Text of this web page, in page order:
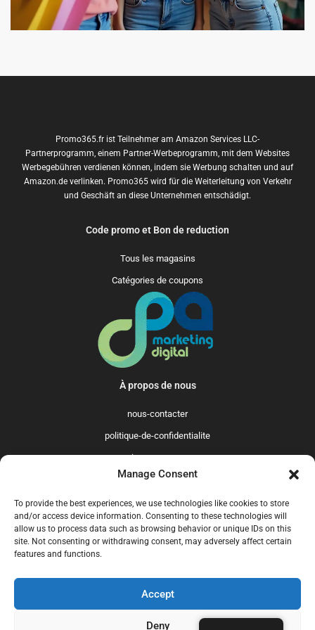
Manage Consent
To provide the best experiences, we use technologies like cookies to store
and/or access device information. Consenting to these technologies will
allow us to process data such as browsing behavior or unique IDs on this
site. Not consenting or withdrawing consent, may adversely affect certain
features and functions.
Accept
Deny
Promo365.fr ist Teilnehmer am Amazon Services LLC-
Partnerprogramm, einem Partner-Werbeprogramm, mit dem Websites
Werbegebühren verdienen können, indem sie Werbung schalten und auf
Amazon.de verlinken. Promo365 wird für die Weiterleitung von Verkehr
und Geschäft an diese Unternehmen entschädigt.
Code promo et Bon de reduction
Tous les magasins
Catégories de coupons
À propos de nous
nous-contacter
politique-de-confidentialite
qui-sommes-nous
US GB FR IT ES NL AU BR CA
MX
© 2025 Promo365.fr - Tous droits réservés. Mise à jour en juillet 2024.
Promo365.fr est un site professionnel de codes promo.